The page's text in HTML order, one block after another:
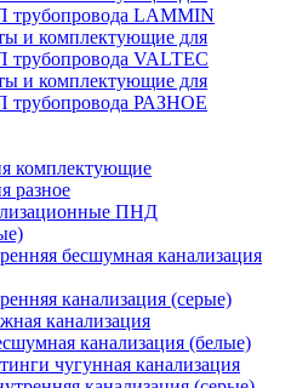
трубопровода LAMMIN
и комплектующие для
трубопровода VALTEC
и комплектующие для
трубопровода РАЗНОЕ
комплектующие
разное
ПНД
бесшумная канализация
канализация (серые)
канализация
канализация (белые)
чугунная канализация